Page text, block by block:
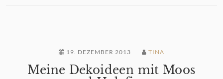
19. DEZEMBER 2013 TINA
Meine Dekoideen mit Moos